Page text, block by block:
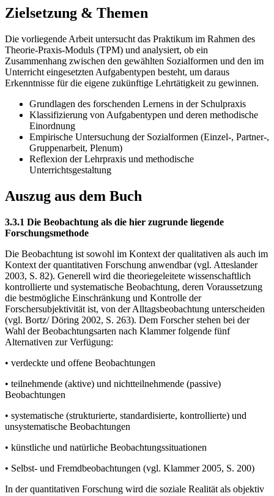
Zielsetzung & Themen
Die vorliegende Arbeit untersucht das Praktikum im Rahmen des
Theorie-Praxis-Moduls (TPM) und analysiert, ob ein
Zusammenhang zwischen den gewählten Sozialformen und den im
Unterricht eingesetzten Aufgabentypen besteht, um daraus
Erkenntnisse für die eigene zukünftige Lehrtätigkeit zu gewinnen.
Grundlagen des forschenden Lernens in der Schulpraxis
Klassifizierung von Aufgabentypen und deren methodische
Einordnung
Empirische Untersuchung der Sozialformen (Einzel-, Partner-,
Gruppenarbeit, Plenum)
Reflexion der Lehrpraxis und methodische
Unterrichtsgestaltung
Auszug aus dem Buch
3.3.1 Die Beobachtung als die hier zugrunde liegende
Forschungsmethode
Die Beobachtung ist sowohl im Kontext der qualitativen als auch im
Kontext der quantitativen Forschung anwendbar (vgl. Atteslander
2003, S. 82). Generell wird die theoriegeleitete wissenschaftlich
kontrollierte und systematische Beobachtung, deren Voraussetzung
die bestmögliche Einschränkung und Kontrolle der
Forschersubjektivität ist, von der Alltagsbeobachtung unterscheiden
(vgl. Bortz/ Döring 2002, S. 263). Dem Forscher stehen bei der
Wahl der Beobachtungsarten nach Klammer folgende fünf
Alternativen zur Verfügung:
• verdeckte und offene Beobachtungen
• teilnehmende (aktive) und nichtteilnehmende (passive)
Beobachtungen
• systematische (strukturierte, standardisierte, kontrollierte) und
unsystematische Beobachtungen
• künstliche und natürliche Beobachtungssituationen
• Selbst- und Fremdbeobachtungen (vgl. Klammer 2005, S. 200)
In der quantitativen Forschung wird die soziale Realität als objektiv